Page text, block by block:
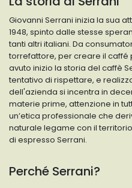
Giovanni Serrani inizia la sua
1948, spinto dalle stesse
tanti altri italiani. Da
torrefattore, per creare il caffé
avuto inizio la storia del caffè
tentativo di rispettare, e
dell'azienda si incentra in
materie prime, attenzione in
un’etica professionale che
naturale legame con il
di espresso Serrani.
Perché Serrani?